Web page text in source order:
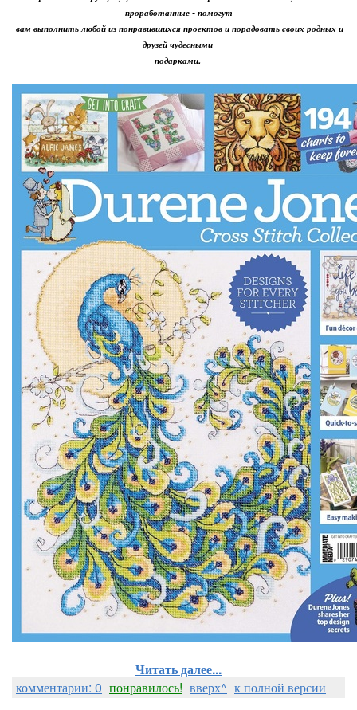
проработанные - помогут
вам выполнить любой из понравившихся проектов и порадовать своих родных и
друзей чудесными
подарками.
Читать далее...
комментарии: 0 понравилось! вверх^ к полной версии